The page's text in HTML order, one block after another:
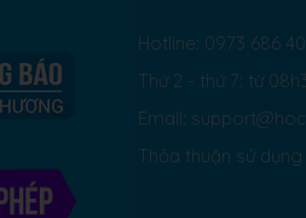
Hotline: 0973 686
Thứ 2 - thứ 7: từ
Email:
Thỏa thuận sử dụng